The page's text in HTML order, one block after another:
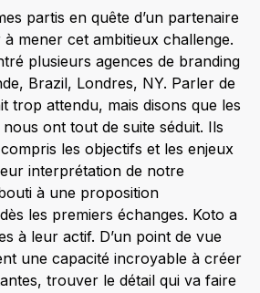
partis en quête d’un partenaire
mener cet ambitieux challenge.
plusieurs agences de branding
Brazil, Londres, NY. Parler de
attendu, mais disons que les
ont tout de suite séduit. Ils
les objectifs et les enjeux
interprétation de notre
à une proposition
les premiers échanges. Koto a
à leur actif. D’un point de vue
une capacité incroyable à créer
trouver le détail qui va faire